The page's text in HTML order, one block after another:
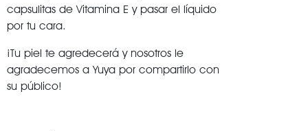
capsulitas de Vitamina E y pasar el líquido
por tu cara.
¡Tu piel te agredecerá y nosotros le
agradecemos a Yuya por compartirlo con
su público!